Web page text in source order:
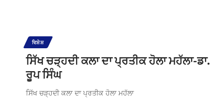
ਵਿਸ਼ੇਸ਼
ਸਿੱਖ ਚੜ੍ਹਦੀ ਕਲਾ ਦਾ ਪ੍ਰਤੀਕ ਹੋਲਾ ਮਹੱਲਾ-ਡਾ.
ਰੂਪ ਸਿੰਘ
ਸਿੱਖ ਚੜ੍ਹਦੀ ਕਲਾ ਦਾ ਪ੍ਰਤੀਕ ਹੋਲਾ ਮਹੱਲਾ